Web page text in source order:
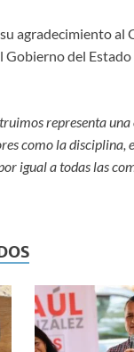
agradecimiento
del
representa
como la disciplina,
igual a todas las